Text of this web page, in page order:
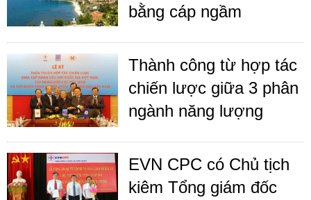
bằng cáp ngầm
Thành công từ hợp tác
chiến lược giữa 3 phân
ngành năng lượng
EVN CPC có Chủ tịch
kiêm Tổng giám đốc